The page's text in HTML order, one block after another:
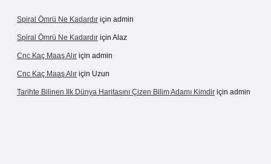
Spiral Ömrü Ne Kadardır için admin
Spiral Ömrü Ne Kadardır için Alaz
Cnc Kaç Maaş Alır için admin
Cnc Kaç Maaş Alır için Uzun
Tarihte Bilinen Ilk Dünya Haritasını Çizen Bilim Adamı Kimdir için admin